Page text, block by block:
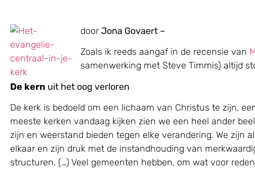
door Jona Govaert –
Zoals ik reeds aangaf in de recensie van
samenwerking met Steve Timmis) altijd
De kern uit het oog verloren
De kerk is bedoeld om een lichaam van Christus te zijn,
meeste kerken vandaag kijken zien we een heel ander
zijn en weerstand bieden tegen elke verandering. We zijn
elkaar en zijn druk met de instandhouding van
structuren. (…) Veel gemeenten hebben, om wat voor